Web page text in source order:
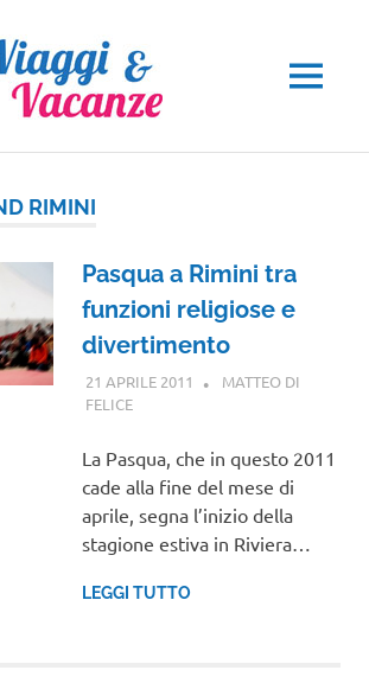
MENU
RIMINI
Pasqua a Rimini tra
funzioni religiose e
divertimento
21 APRILE 2011
MATTEO DI
FELICEEMILIA ROMAGNA
La Pasqua, che in questo 2011
cade alla fine del mese di
aprile, segna l’inizio della
stagione estiva in Riviera…
LEGGI TUTTO